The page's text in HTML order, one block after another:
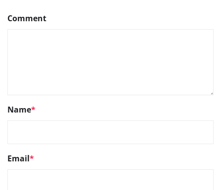
Comment
Name*
Email*